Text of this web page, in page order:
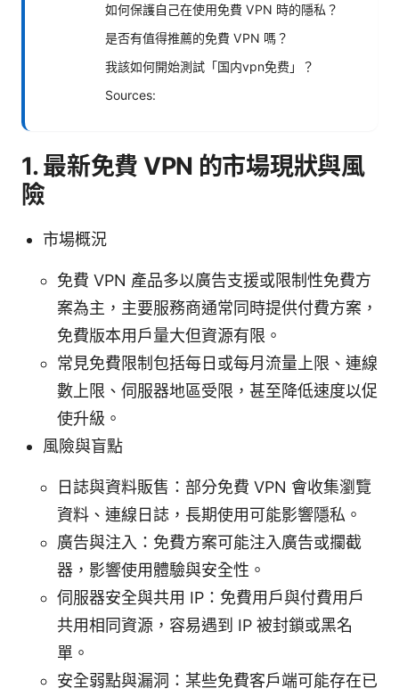
如何保護自己在使用免費 VPN 時的隱私？
是否有值得推薦的免費 VPN 嗎？
我該如何開始測試「国内vpn免费」？
Sources:
1. 最新免費 VPN 的市場現狀與風
險
市場概況
免費 VPN 產品多以廣告支援或限制性免費方
案為主，主要服務商通常同時提供付費方案，
免費版本用戶量大但資源有限。
常見免費限制包括每日或每月流量上限、連線
數上限、伺服器地區受限，甚至降低速度以促
使升級。
風險與盲點
日誌與資料販售：部分免費 VPN 會收集瀏覽
資料、連線日誌，長期使用可能影響隱私。
廣告與注入：免費方案可能注入廣告或攔截
器，影響使用體驗與安全性。
伺服器安全與共用 IP：免費用戶與付費用戶
共用相同資源，容易遇到 IP 被封鎖或黑名
單。
安全弱點與漏洞：某些免費客戶端可能存在已